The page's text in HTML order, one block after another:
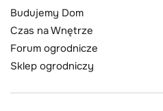
Budujemy Dom
Czas na Wnętrze
Forum ogrodnicze
Sklep ogrodniczy